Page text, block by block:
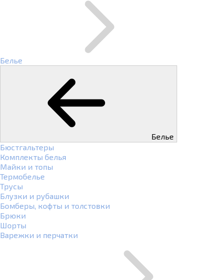
Белье
Белье
Бюстгальтеры
Комплекты белья
Майки и топы
Термобелье
Трусы
Блузки и рубашки
Бомберы, кофты и толстовки
Брюки
Шорты
Варежки и перчатки